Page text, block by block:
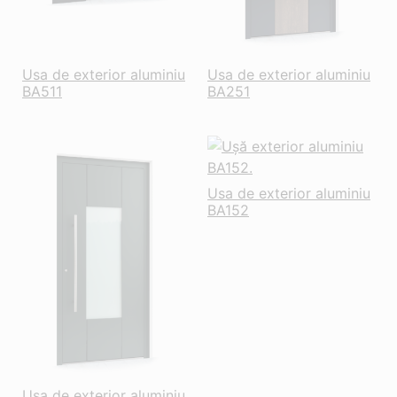
Usa de exterior aluminiu
BA511
Usa de exterior aluminiu
BA251
Usa de exterior aluminiu
BA152